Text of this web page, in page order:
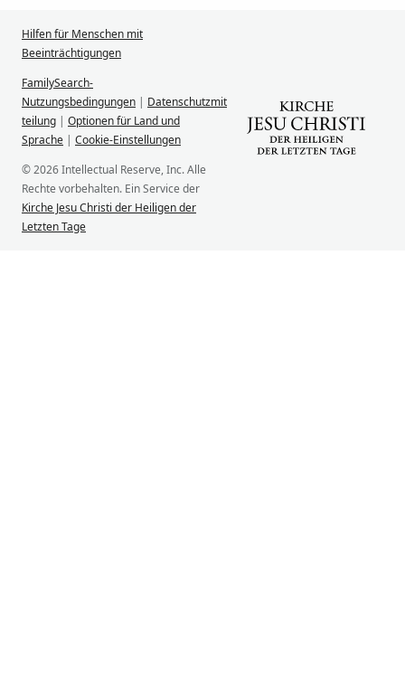
Hilfen für Menschen mit
Beeinträchtigungen
FamilySearch-
Nutzungsbedingungen | Datenschutzmit
teilung | Optionen für Land und
Sprache | Cookie-Einstellungen
© 2026 Intellectual Reserve, Inc. Alle
Rechte vorbehalten. Ein Service der
Kirche Jesu Christi der Heiligen der
Letzten Tage